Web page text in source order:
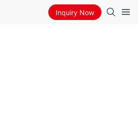
Inquiry Now